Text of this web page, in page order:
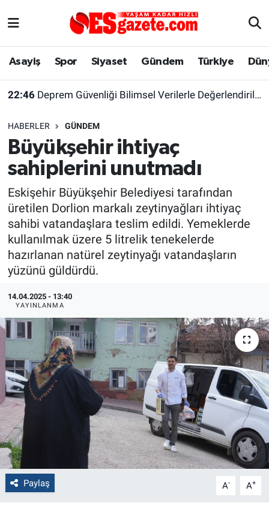
Asayiş Spor Siyaset Gündem Türkiye
22:46 Deprem Güvenliği Bilimsel Verilerle Değerlendirilmeli
HABERLER GÜNDEM
Büyükşehir ihtiyaç
sahiplerini unutmadı
Eskişehir Büyükşehir Belediyesi tarafından
üretilen Dorlion markalı zeytinyağları ihtiyaç
sahibi vatandaşlara teslim edildi. Yemeklerde
kullanılmak üzere 5 litrelik tenekelerde
hazırlanan natürel zeytinyağı vatandaşların
yüzünü güldürdü.
14.04.2025 - 13:40
YAYINLANMA
Paylaş A- A+
Asayiş
Gündem
Türkiye
Dünya
Sağlık
Alış-Veriş/İş dünyası
Yaşam
Eskişehirspor Arşivi
Eskişehir Arşivi
Röportaj
Ekonomi
Kültür Sanat
Politika
Bilecik
Kütahya
Gezi
Yerel
Eskişehir Nöbetçi Eczaneler
Süper Lig Puan Durumu ve Fikstür
Tüm Manşetler
Son Dakika Haberleri
Haber Arşivi